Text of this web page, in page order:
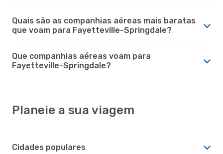
Quais são as companhias aéreas mais baratas
que voam para Fayetteville-Springdale?
Que companhias aéreas voam para
Fayetteville-Springdale?
Planeie a sua viagem
Cidades populares